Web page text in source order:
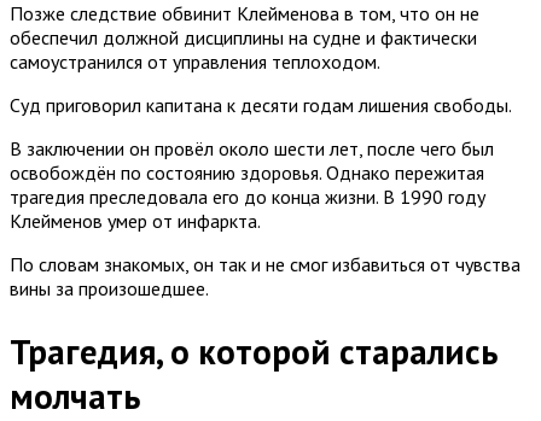
Позже следствие обвинит Клейменова в том, что он не
обеспечил должной дисциплины на судне и фактически
самоустранился от управления теплоходом.
Суд приговорил капитана к десяти годам лишения свободы.
В заключении он провёл около шести лет, после чего был
освобождён по состоянию здоровья. Однако пережитая
трагедия преследовала его до конца жизни. В 1990 году
Клейменов умер от инфаркта.
По словам знакомых, он так и не смог избавиться от чувства
вины за произошедшее.
Трагедия, о которой старались
молчать